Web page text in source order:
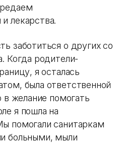
лекарства.
заботиться о других со
Когда родители-
я осталась
была ответственной
в желание помогать
я пошла на
помогали санитаркам
больными, мыли